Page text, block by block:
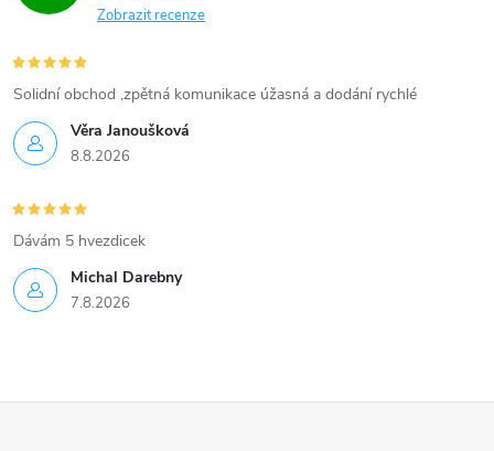
Zobrazit recenze
Věra Janoušková
8.8.2026
Solidní obchod ,zpětná komunikace úžasná a dodání rychlé
Michal Darebny
7.8.2026
Dávám 5 hvezdicek